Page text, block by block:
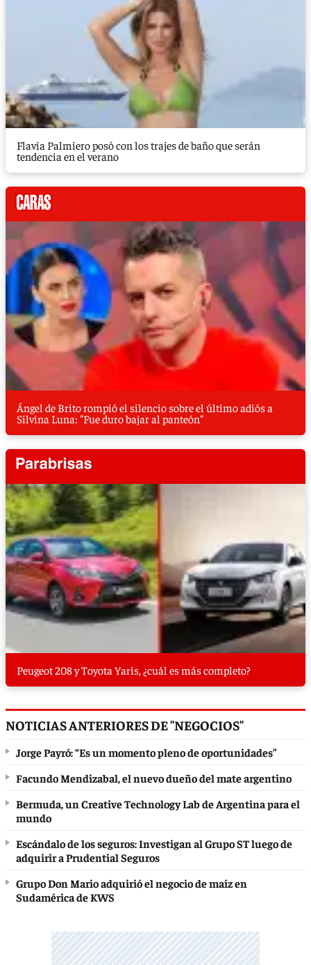
Flavia Palmiero posó con los trajes de baño que serán
tendencia en el verano
Ángel de Brito rompió el silencio sobre el último adiós a
Silvina Luna: "Fue duro bajar al panteón"
Peugeot 208 y Toyota Yaris, ¿cuál es más completo?
NOTICIAS ANTERIORES DE "NEGOCIOS"
Jorge Payró: “Es un momento pleno de oportunidades”
Facundo Mendizabal, el nuevo dueño del mate argentino
Bermuda, un Creative Technology Lab de Argentina para el
mundo
Escándalo de los seguros: Investigan al Grupo ST luego de
adquirir a Prudential Seguros
Grupo Don Mario adquirió el negocio de maíz en
Sudamérica de KWS